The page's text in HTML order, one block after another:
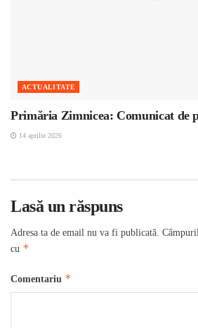
ACTUALITATE
Primăria Zimnicea: Comunicat de
14 aprilie 2026
Lasă un răspuns
Adresa ta de email nu va fi publicată.
cu *
Comentariu *